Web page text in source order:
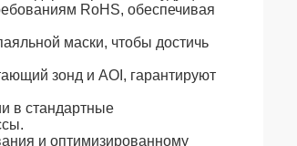
RoHS, обеспечивая
маски, чтобы достичь
зонд и AOI, гарантируют
в стандартные
и оптимизированному